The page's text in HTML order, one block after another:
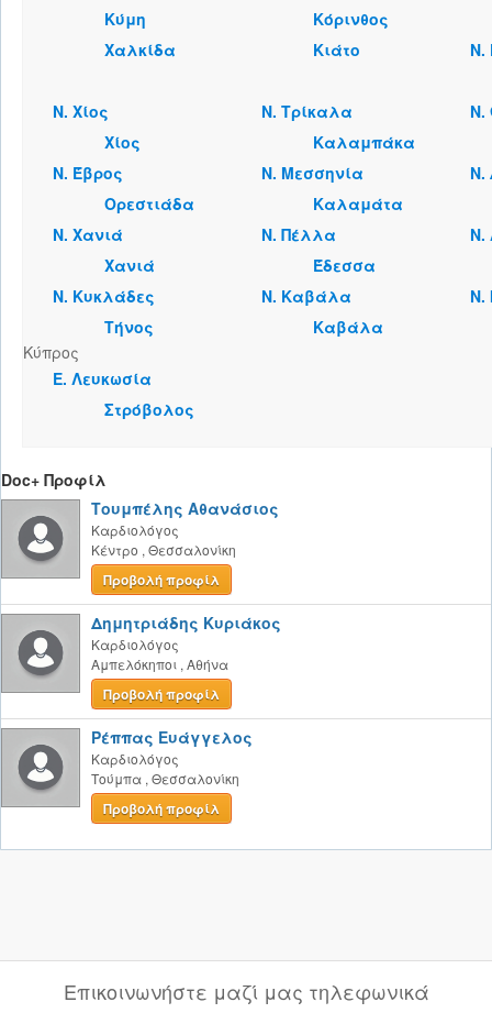
Κύμη
Χαλκίδα
Κόρινθος
Κιάτο
Ν.
Ν. Χίος
Χίος
Ν. Τρίκαλα
Καλαμπάκα
Ν.
Ν. Έβρος
Ορεστιάδα
Ν. Μεσσηνία
Καλαμάτα
Ν.
Ν. Χανιά
Χανιά
Ν. Πέλλα
Έδεσσα
Ν.
Ν. Κυκλάδες
Τήνος
Ν. Καβάλα
Καβάλα
Ν.
Κύπρος
Ε. Λευκωσία
Στρόβολος
Doc+ Προφίλ
Τουμπέλης Αθανάσιος
Καρδιολόγος
Κέντρο , Θεσσαλονίκη
Προβολή προφίλ
Δημητριάδης Κυριάκος
Καρδιολόγος
Αμπελόκηποι , Αθήνα
Προβολή προφίλ
Ρέππας Ευάγγελος
Καρδιολόγος
Τούμπα , Θεσσαλονίκη
Προβολή προφίλ
Επικοινωνήστε μαζί μας τηλεφωνικά